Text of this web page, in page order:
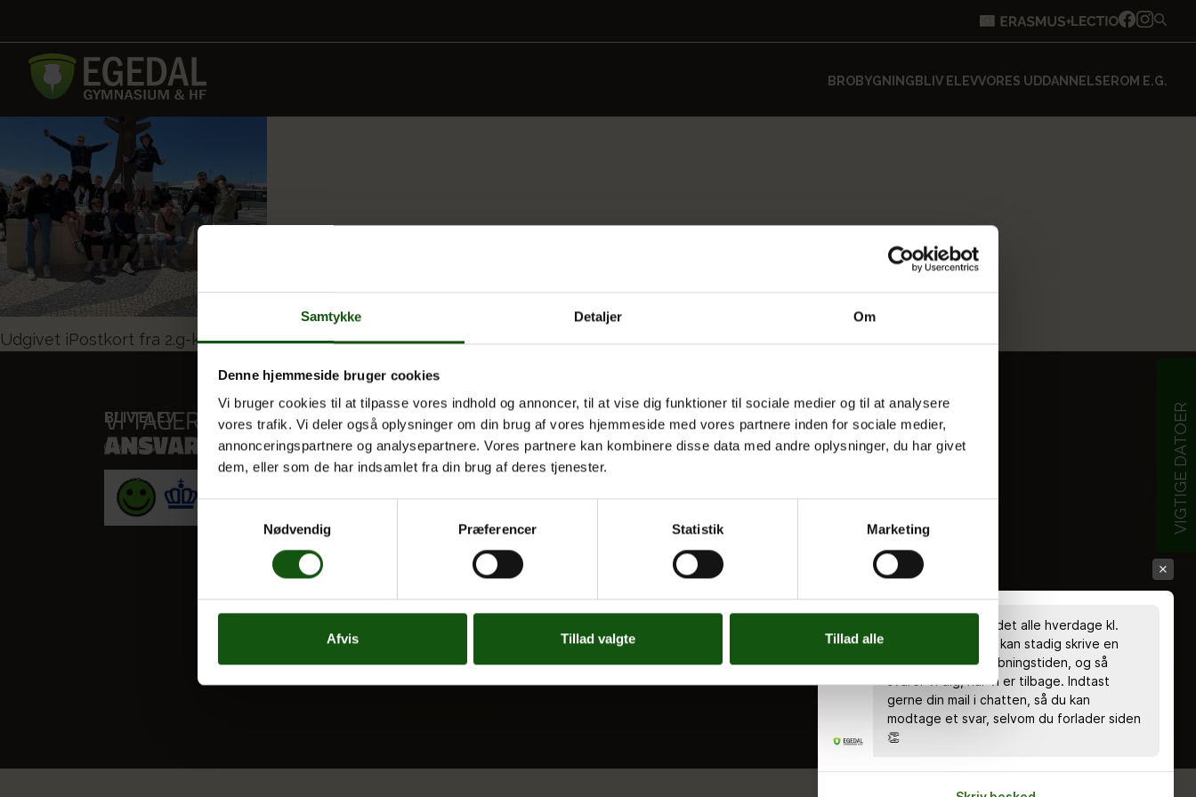
Samtykke Detaljer Om
Denne hjemmeside bruger cookies
Vi bruger cookies til at tilpasse vores indhold og annoncer, til at vise dig funktioner til sociale medier og til at analysere
vores trafik. Vi deler også oplysninger om din brug af vores hjemmeside med vores partnere inden for sociale medier,
annonceringspartnere og analysepartnere. Vores partnere kan kombinere disse data med andre oplysninger, du har givet
dem, eller som de har indsamlet fra din brug af deres tjenester.
Nødvendig
Præferencer Statistik Marketing
Afvis Tillad valgte Tillad alle
BROBYGNING BLIV ELEVVORES UDDANNELSEROM E.G.
VIGTIGE DATOER
Indlægsnavigation
Udgivet iPostkort fra 2.g-klasserne
BLIV ELEV
Optagelse
Til forældre
VORES UDDANNELSER
STX
HF
OM E.G.
Kontakt
Nyheder
Tal og Oplysninger
Tilgængelighedserklæring
Whistleblowerservice
Chatten er bemandet alle hverdage kl.
8.00 - 18.00 🤗 Du kan stadig skrive en
besked uden for åbningstiden, og så
svarer vi dig, når vi er tilbage. Indtast
gerne din mail i chatten, så du kan
modtage et svar, selvom du forlader siden
👏